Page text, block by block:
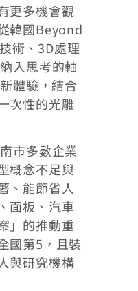
更多機會觀
韓國Beyond
術、3D處理
入思考的軸
體驗，結合
次性的光雕
市多數企業
概念不足與
、能節省人
面板、汽車
」的推動重
國第5，且裝
與研究機構